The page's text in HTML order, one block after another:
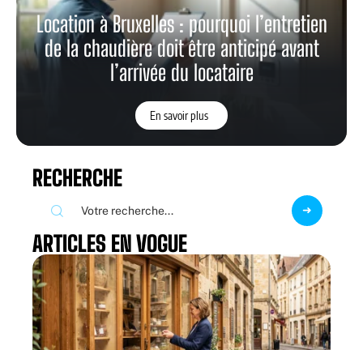
Location à Bruxelles : pourquoi l’entretien
de la chaudière doit être anticipé avant
l’arrivée du locataire
En savoir plus
RECHERCHE
ARTICLES EN VOGUE